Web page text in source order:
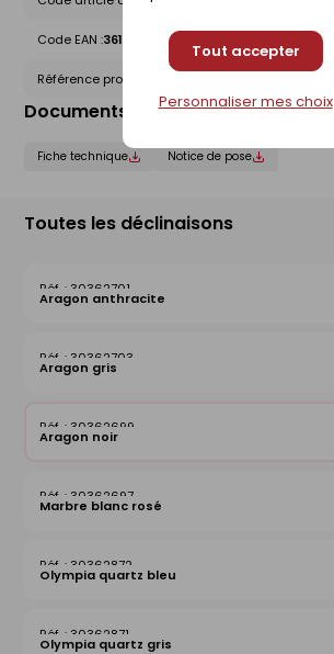
Tout accepter
Personnaliser mes choix
Code EAN :3612830012596
Référence produit nationale Gedimat :
Documents liés
Fiche technique Notice de pose
Toutes les déclinaisons
30362701
Aragon anthracite
30362703
Aragon gris
30362699
Aragon noir
30362697
Marbre blanc rosé
30362872
Olympia quartz bleu
30362871
Olympia quartz gris